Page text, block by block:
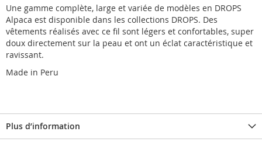
Une gamme complète, large et variée de modèles en DROPS
Alpaca est disponible dans les collections DROPS. Des
vêtements réalisés avec ce fil sont légers et confortables, super
doux directement sur la peau et ont un éclat caractéristique et
ravissant.
Made in Peru
Plus d’information